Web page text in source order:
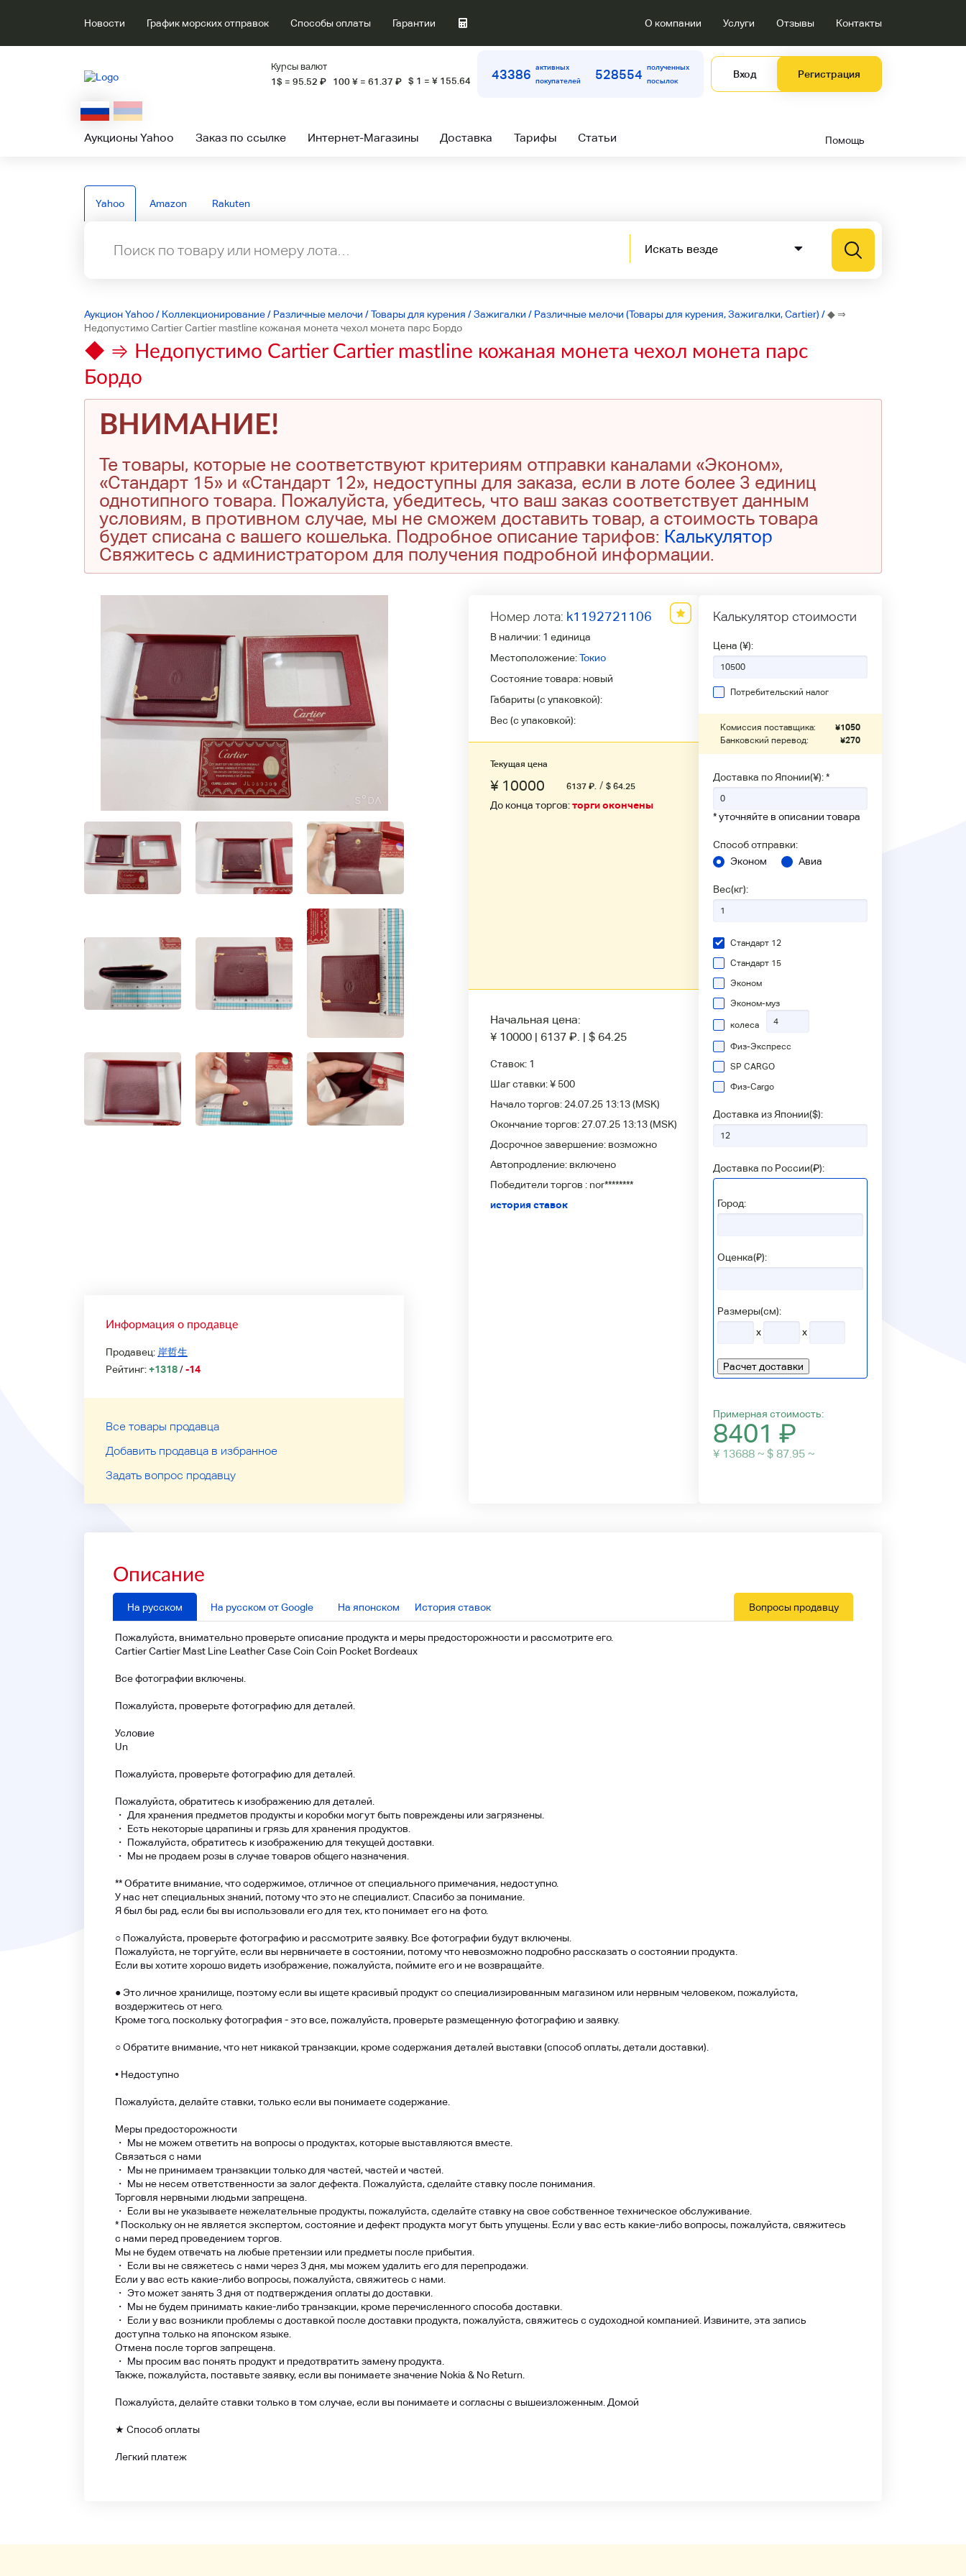
Новости График морских отправок Способы оплаты Гарантии О компании Услуги Отзывы Контакты
Курсы валют
1$ = 95.52 ₽ 100 ¥ = 61.37 ₽ $ 1 = ¥ 155.64 43386
активных
покупателей
528554
полученных
посылок
Вход Регистрация
Аукционы Yahoo Заказ по ссылке Интернет-Магазины Доставка Тарифы Статьи Помощь
Yahoo Amazon Rakuten
Аукцион Yahoo/ Коллекционирование/ Различные мелочи /Товары для курения /Зажигалки / Различные мелочи (Товары для курения, Зажигалки, Cartier) /◆ ⇒
Недопустимо Cartier Cartier mastline кожаная монета чехол монета парс Бордо
◆ ⇒ Недопустимо Cartier Cartier mastline кожаная монета чехол монета парс
Бордо
ВНИМАНИЕ!
Те товары, которые не соответствуют критериям отправки каналами «Эконом»,
«Стандарт 15» и «Стандарт 12», недоступны для заказа, если в лоте более 3 единиц
однотипного товара. Пожалуйста, убедитесь, что ваш заказ соответствует данным
условиям, в противном случае, мы не сможем доставить товар, а стоимость товара
будет списана с вашего кошелька. Подробное описание тарифов: Калькулятор
Свяжитесь с администратором для получения подробной информации.
Информация о продавце
Продавец: 岸哲生
Рейтинг:+1318/-14
Все товары продавца
Добавить продавца в избранное
Задать вопрос продавцу
Номер лота: k1192721106
В наличии: 1 единица
Местоположение:Токио
Состояние товара: новый
Габариты (с упаковкой):
Вес (с упаковкой):
Текущая цена
¥ 10000 6137 ₽. / $ 64.25
До конца торгов:торги окончены
Начальная цена:
¥ 10000 | 6137 ₽. | $ 64.25
Ставок: 1
Шаг ставки:¥ 500
Начало торгов: 24.07.25 13:13(MSK)
Окончание торгов: 27.07.25 13:13(MSK)
Досрочное завершение: возможно
Автопродление: включено
Победители торгов : nor********
история ставок
Калькулятор стоимости
Цена (¥):
Потребительский налог
Комиссия поставщика: ¥1050
Банковский перевод:
¥270
Доставка по Японии(¥): *
* уточняйте в описании товара
Способ отправки:
Эконом
Авиа
Вес(кг):
Стандарт 12
Стандарт 15
Эконом
Эконом-муз
колеса
Физ-Экспресс
SP CARGO
Физ-Сargo
Доставка из Японии($):
Доставка по России(₽):
Город:
Оценка(₽):
Размеры(см):
x
x
Расчет доставки
Примерная стоимость:
8401 ₽
¥ 13688 ~ $ 87.95 ~
Описание
На русском На русском от Google На японском История ставок Вопросы продавцу
Пожалуйста, внимательно проверьте описание продукта и меры предосторожности и рассмотрите его.
Cartier Cartier Mast Line Leather Case Coin Coin Pocket Bordeaux
Все фотографии включены.
Пожалуйста, проверьте фотографию для деталей.
Условие
Un
Пожалуйста, проверьте фотографию для деталей.
Пожалуйста, обратитесь к изображению для деталей.
・ Для хранения предметов продукты и коробки могут быть повреждены или загрязнены.
・ Есть некоторые царапины и грязь для хранения продуктов.
・ Пожалуйста, обратитесь к изображению для текущей доставки.
・ Мы не продаем розы в случае товаров общего назначения.
** Обратите внимание, что содержимое, отличное от специального примечания, недоступно.
У нас нет специальных знаний, потому что это не специалист. Спасибо за понимание.
Я был бы рад, если бы вы использовали его для тех, кто понимает его на фото.
○ Пожалуйста, проверьте фотографию и рассмотрите заявку. Все фотографии будут включены.
Пожалуйста, не торгуйте, если вы нервничаете в состоянии, потому что невозможно подробно рассказать о состоянии продукта.
Если вы хотите хорошо видеть изображение, пожалуйста, поймите его и не возвращайте.
● Это личное хранилище, поэтому если вы ищете красивый продукт со специализированным магазином или нервным человеком, пожалуйста,
воздержитесь от него.
Кроме того, поскольку фотография - это все, пожалуйста, проверьте размещенную фотографию и заявку.
○ Обратите внимание, что нет никакой транзакции, кроме содержания деталей выставки (способ оплаты, детали доставки).
• Недоступно
Пожалуйста, делайте ставки, только если вы понимаете содержание.
Меры предосторожности
・ Мы не можем ответить на вопросы о продуктах, которые выставляются вместе.
Связаться с нами
・ Мы не принимаем транзакции только для частей, частей и частей.
・ Мы не несем ответственности за залог дефекта. Пожалуйста, сделайте ставку после понимания.
Торговля нервными людьми запрещена.
・ Если вы не указываете нежелательные продукты, пожалуйста, сделайте ставку на свое собственное техническое обслуживание.
* Поскольку он не является экспертом, состояние и дефект продукта могут быть упущены. Если у вас есть какие-либо вопросы, пожалуйста, свяжитесь
с нами перед проведением торгов.
Мы не будем отвечать на любые претензии или предметы после прибытия.
・ Если вы не свяжетесь с нами через 3 дня, мы можем удалить его для перепродажи.
Если у вас есть какие-либо вопросы, пожалуйста, свяжитесь с нами.
・ Это может занять 3 дня от подтверждения оплаты до доставки.
・ Мы не будем принимать какие-либо транзакции, кроме перечисленного способа доставки.
・ Если у вас возникли проблемы с доставкой после доставки продукта, пожалуйста, свяжитесь с судоходной компанией. Извините, эта запись
доступна только на японском языке.
Отмена после торгов запрещена.
・ Мы просим вас понять продукт и предотвратить замену продукта.
Также, пожалуйста, поставьте заявку, если вы понимаете значение Nokia & No Return.
Пожалуйста, делайте ставки только в том случае, если вы понимаете и согласны с вышеизложенным. Домой
★ Способ оплаты
Легкий платеж